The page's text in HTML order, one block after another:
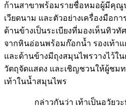
ก้านสาขาพร้อมรายชื่อหมอผู้มีคุณู
เวียดนาม และตัวอย่างเครื่องมือก
ด้านข้างเป็นระเบียงที่มองเห็นทิวทั
จากหินอ่อนพร้อมก๊อกน้ำ รองเท้า
และด้านข้างมีถุงสมุนไพรวางไว้ใ
วัตถุจัดแสดง และเชิญชวนให้ผู้ชม
เท้าในน้ำสมุนไพร
กล่าวกันว่า เท้าเป็นอวัยวะที่